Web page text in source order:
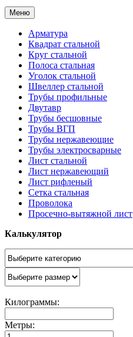
Меню
Арматура
Квадрат стальной
Круг стальной
Полоса стальная
Уголок стальной
Швеллер стальной
Трубы профильные
Двутавр
Трубы бесшовные
Трубы ВГП
Трубы нержавеющие
Трубы электросварные
Лист стальной
Лист нержавеющий
Лист рифленый
Сетка стальная
Проволока
Просечно-вытяжной лист
Калькулятор
Килограммы:
Метры: